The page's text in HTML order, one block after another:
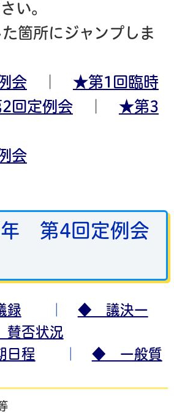
い。
所にジャンプしま
会｜ ★第1回臨時
回定例会｜ ★第3
会
第4回定例会
◆ 議決一
否状況
程
◆ 一般質